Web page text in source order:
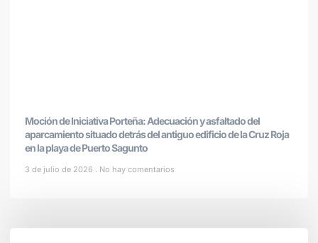
Moción de Iniciativa Porteña: Adecuación y asfaltado del
aparcamiento situado detrás del antiguo edificio de la Cruz Roja
en la playa de Puerto Sagunto
3 de julio de 2026 No hay comentarios